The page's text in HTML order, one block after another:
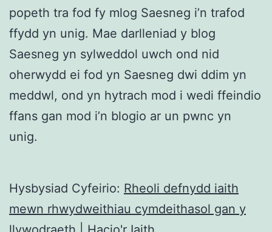
popeth tra fod fy mlog Saesneg i’n trafod
ffydd yn unig. Mae darlleniad y blog
Saesneg yn sylweddol uwch ond nid
oherwydd ei fod yn Saesneg dwi ddim yn
meddwl, ond yn hytrach mod i wedi ffeindio
ffans gan mod i’n blogio ar un pwnc yn
unig.
Hysbysiad Cyfeirio: Rheoli defnydd iaith
mewn rhwydweithiau cymdeithasol gan y